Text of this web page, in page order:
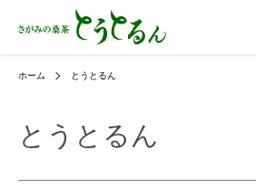
ホーム とうとるん
とうとるん